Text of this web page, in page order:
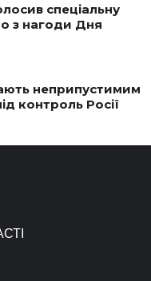
спеціальну
з нагоди Дня
неприпустимим
контроль Росії